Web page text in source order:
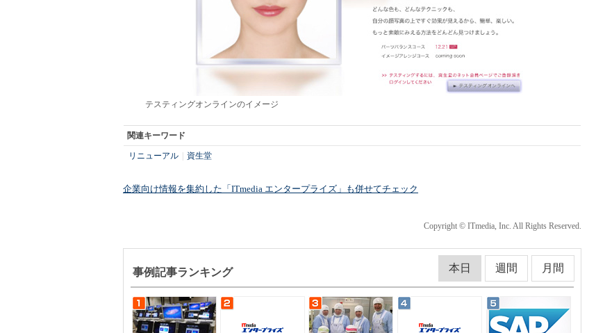
テスティングオンラインのイメージ
関連キーワード
リニューアル 資生堂
企業向け情報を集約した「ITmedia エンタープライズ」も併せてチェック
Copyright © ITmedia, Inc. All Rights Reserved.
事例記事ランキング 本日 週間 月間